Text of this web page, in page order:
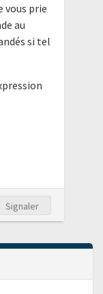
vous prie
au
si tel
Signaler